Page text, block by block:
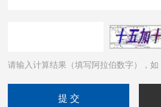
请输入计算结果（填写阿拉伯数字），如